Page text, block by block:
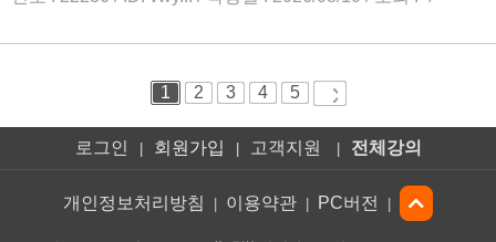
로그인 | 회원가입 | 고객지원 | 전체강의
개인정보처리방침 | 이용약관 | PC버전 |